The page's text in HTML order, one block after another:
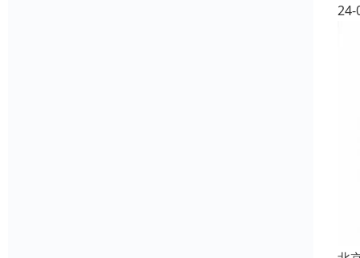
24-